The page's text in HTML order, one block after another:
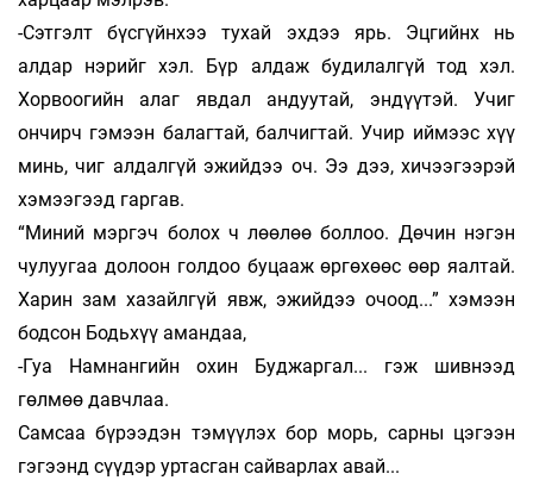
-Сэтгэлт бүсгүйнхээ тухай эхдээ ярь. Эцгийнх нь
алдар нэрийг хэл. Бүр алдаж будилалгүй тод хэл.
Хорвоогийн алаг явдал андуутай, эндүүтэй. Учиг
ончирч гэмээн балагтай, балчигтай. Учир иймээс хүү
минь, чиг алдалгүй эжийдээ оч. Ээ дээ, хичээгээрэй
хэмээгээд гаргав.
“Миний мэргэч болох ч лөөлөө боллоо. Дө­чин нэгэн
чулуугаа долоон голдоо буцааж өр­гөхөөс өөр яалтай.
Харин зам хазайлгүй явж, эжийдээ очоод...” хэмээн
бодсон Бодьхүү аман­даа,
-Гуа Намнангийн охин Буджаргал... гэж шивнээд
гөлмөө давчлаа.
Самсаа бүрээдэн тэмүүлэх бор морь, сарны цэгээн
гэгээнд сүүдэр уртасган сайварлах авай...